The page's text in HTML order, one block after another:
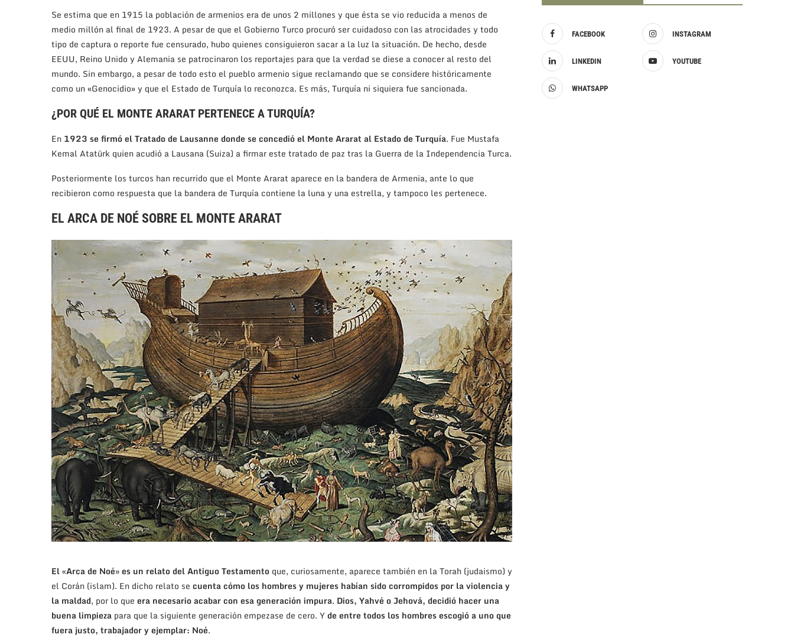
Se estima que en 1915 la población de armenios era de unos 2 millones y que ésta se vio reducida a menos de
medio millón al final de 1923. A pesar de que el Gobierno Turco procuró ser cuidadoso con las atrocidades y todo
tipo de captura o reporte fue censurado, hubo quienes consiguieron sacar a la luz la situación. De hecho, desde
EEUU, Reino Unido y Alemania se patrocinaron los reportajes para que la verdad se diese a conocer al resto del
mundo. Sin embargo, a pesar de todo esto el pueblo armenio sigue reclamando que se considere históricamente
como un «Genocidio» y que el Estado de Turquía lo reconozca. Es más, Turquía ni siquiera fue sancionada.
¿POR QUÉ EL MONTE ARARAT PERTENECE A TURQUÍA?
En 1923 se firmó el Tratado de Lausanne donde se concedió el Monte Ararat al Estado de Turquía. Fue Mustafa
Kemal Atatürk quien acudió a Lausana (Suiza) a firmar este tratado de paz tras la Guerra de la Independencia Turca.
Posteriormente los turcos han recurrido que el Monte Ararat aparece en la bandera de Armenia, ante lo que
recibieron como respuesta que la bandera de Turquía contiene la luna y una estrella, y tampoco les pertenece.
EL ARCA DE NOÉ SOBRE EL MONTE ARARAT
El «Arca de Noé» es un relato del Antiguo Testamento que, curiosamente, aparece también en la Torah (judaismo) y
el Corán (islam). En dicho relato se cuenta cómo los hombres y mujeres habían sido corrompidos por la violencia y
la maldad, por lo que era necesario acabar con esa generación impura. Dios, Yahvé o Jehová, decidió hacer una
buena limpieza para que la siguiente generación empezase de cero. Yde entre todos los hombres escogió a uno que
fuera justo, trabajador y ejemplar: Noé.
FACEBOOK INSTAGRAM
LINKEDIN YOUTUBE
WHATSAPP